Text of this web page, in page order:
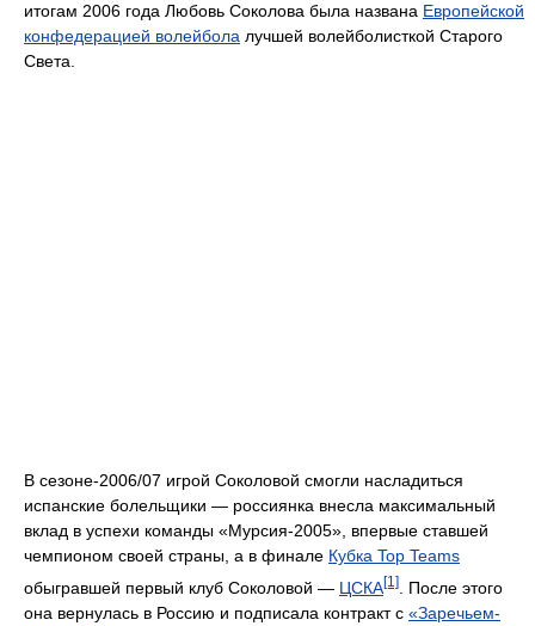
итогам 2006 года Любовь Соколова была названа Европейской
конфедерацией волейбола лучшей волейболисткой Старого
Света.
В сезоне-2006/07 игрой Соколовой смогли насладиться
испанские болельщики — россиянка внесла максимальный
вклад в успехи команды «Мурсия-2005», впервые ставшей
чемпионом своей страны, а в финале Кубка Top Teams
обыгравшей первый клуб Соколовой — ЦСКА[1]
. После этого
она вернулась в Россию и подписала контракт с «Заречьем-